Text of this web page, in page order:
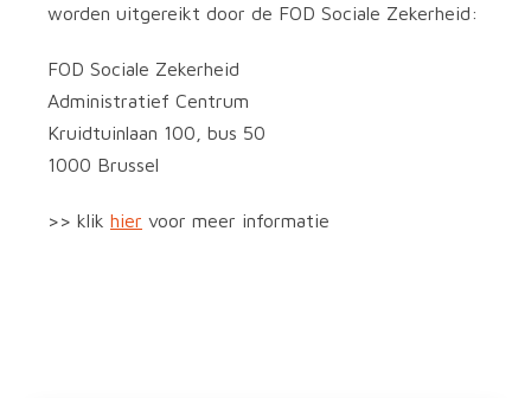
worden uitgereikt door de FOD Sociale Zekerheid:
FOD Sociale Zekerheid
Administratief Centrum
Kruidtuinlaan 100, bus 50
1000 Brussel
>> klik hier voor meer informatie